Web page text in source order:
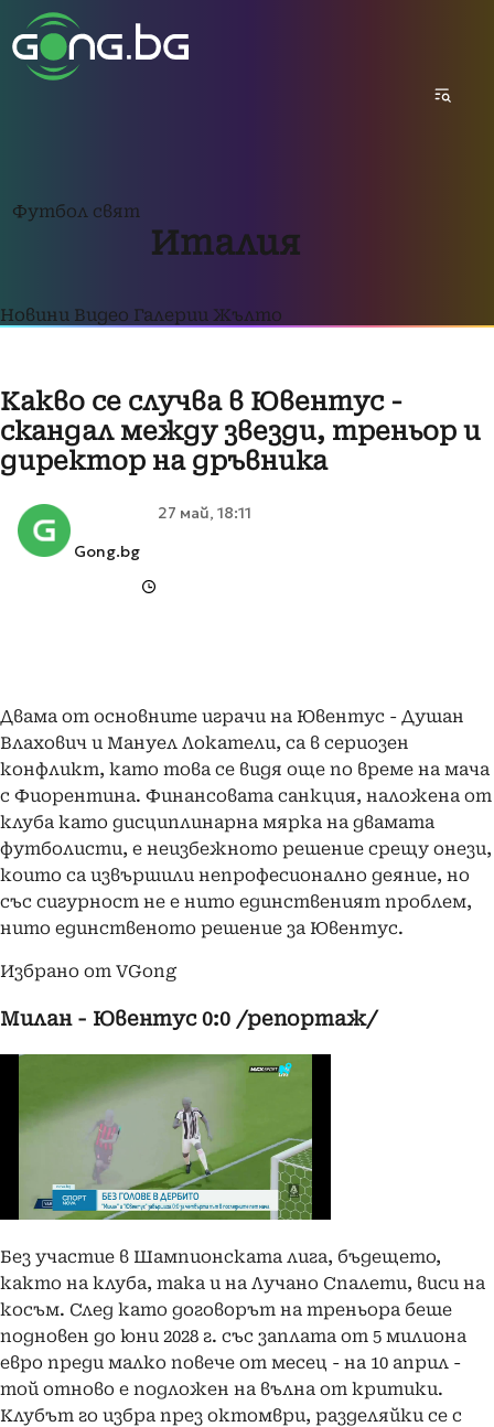
Футбол свят
Италия
Новини Видео Галерии Жълто
Какво се случва в Ювентус -
скандал между звезди, треньор и
директор на дръвника
Gong.bg
27 май, 18:11
Двама от основните играчи на Ювентус - Душан
Влахович и Мануел Локатели, са в сериозен
конфликт, като това се видя още по време на мача
с Фиорентина. Финансовата санкция, наложена от
клуба като дисциплинарна мярка на двамата
футболисти, е неизбежното решение срещу онези,
които са извършили непрофесионално деяние, но
със сигурност не е нито единственият проблем,
нито единственото решение за Ювентус.
Избрано от VGong
Милан - Ювентус 0:0 /репортаж/
Без участие в Шампионската лига, бъдещето,
както на клуба, така и на Лучано Спалети, виси на
косъм. След като договорът на треньора беше
подновен до юни 2028 г. със заплата от 5 милиона
евро преди малко повече от месец - на 10 април -
той отново е подложен на вълна от критики.
Клубът го избра през октомври, разделяйки се с